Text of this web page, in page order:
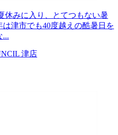
休みに入り、とてつもない暑
津市でも40度越えの酷暑日を
...
津店